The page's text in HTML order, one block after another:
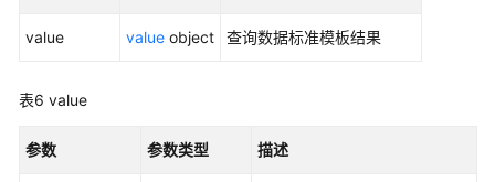
value value object 查询数据标准模板结果
表6 value
参数 参数类型 描述